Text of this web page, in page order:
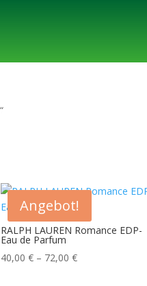
Angebot!
RALPH LAUREN Romance EDP-
Eau de Parfum
40,00 € – 72,00 €Preisspanne: